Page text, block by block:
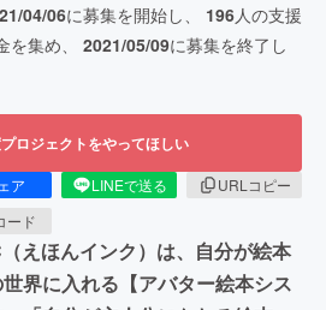
04/06に募集を開始し、 196人の支援
を集め、 2021/05/09に募集を終了し
ロジェクトをやってほしい
ア LINEで送る
URLコピー
ード
えほんインク）は、自分が絵本
界に入れる【アバター絵本シス